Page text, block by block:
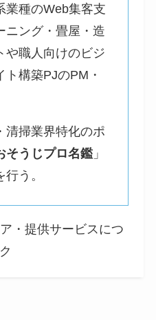
業種のWeb集客支
ニング・畳屋・造
や職人向けのビジ
構築PJのPM・
清掃業界特化のポ
そうじプロ名鑑 」
う。
・提供サービスにつ